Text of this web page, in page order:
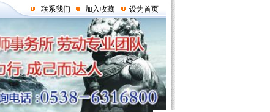
设为首页
加入收藏
联系我们